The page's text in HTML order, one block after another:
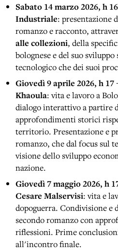
Sabato 14 marzo 2026, h 16
Industriale: presentazione
romanzo e racconto,
alle collezioni, della
bolognese e del suo
tecnologico che dei suoi
Giovedì 9 aprile 2026, h 17
Khaoula: vita e lavoro a
dialogo interattivo a partire
approfondimenti storici
territorio. Presentazione e
romanzo, che dal focus sul
visione dello sviluppo
nazione.
Giovedì 7 maggio 2026, h
Cesare Malservisi: vita e
dopoguerra. Condivisione e
secondo romanzo con
riflessioni. Prime
all'incontro finale.